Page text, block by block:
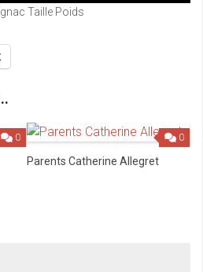
Taille Poids
0 0
Parents Catherine Allegret